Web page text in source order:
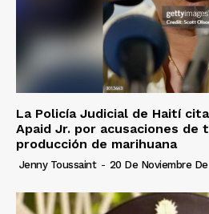
La Policía Judicial de Haití
Apaid Jr. por acusaciones de
producción de marihuana
Jenny Toussaint - 20 De Noviembre